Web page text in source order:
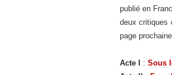
publié en
deux critiques
page
Acte I : Sous